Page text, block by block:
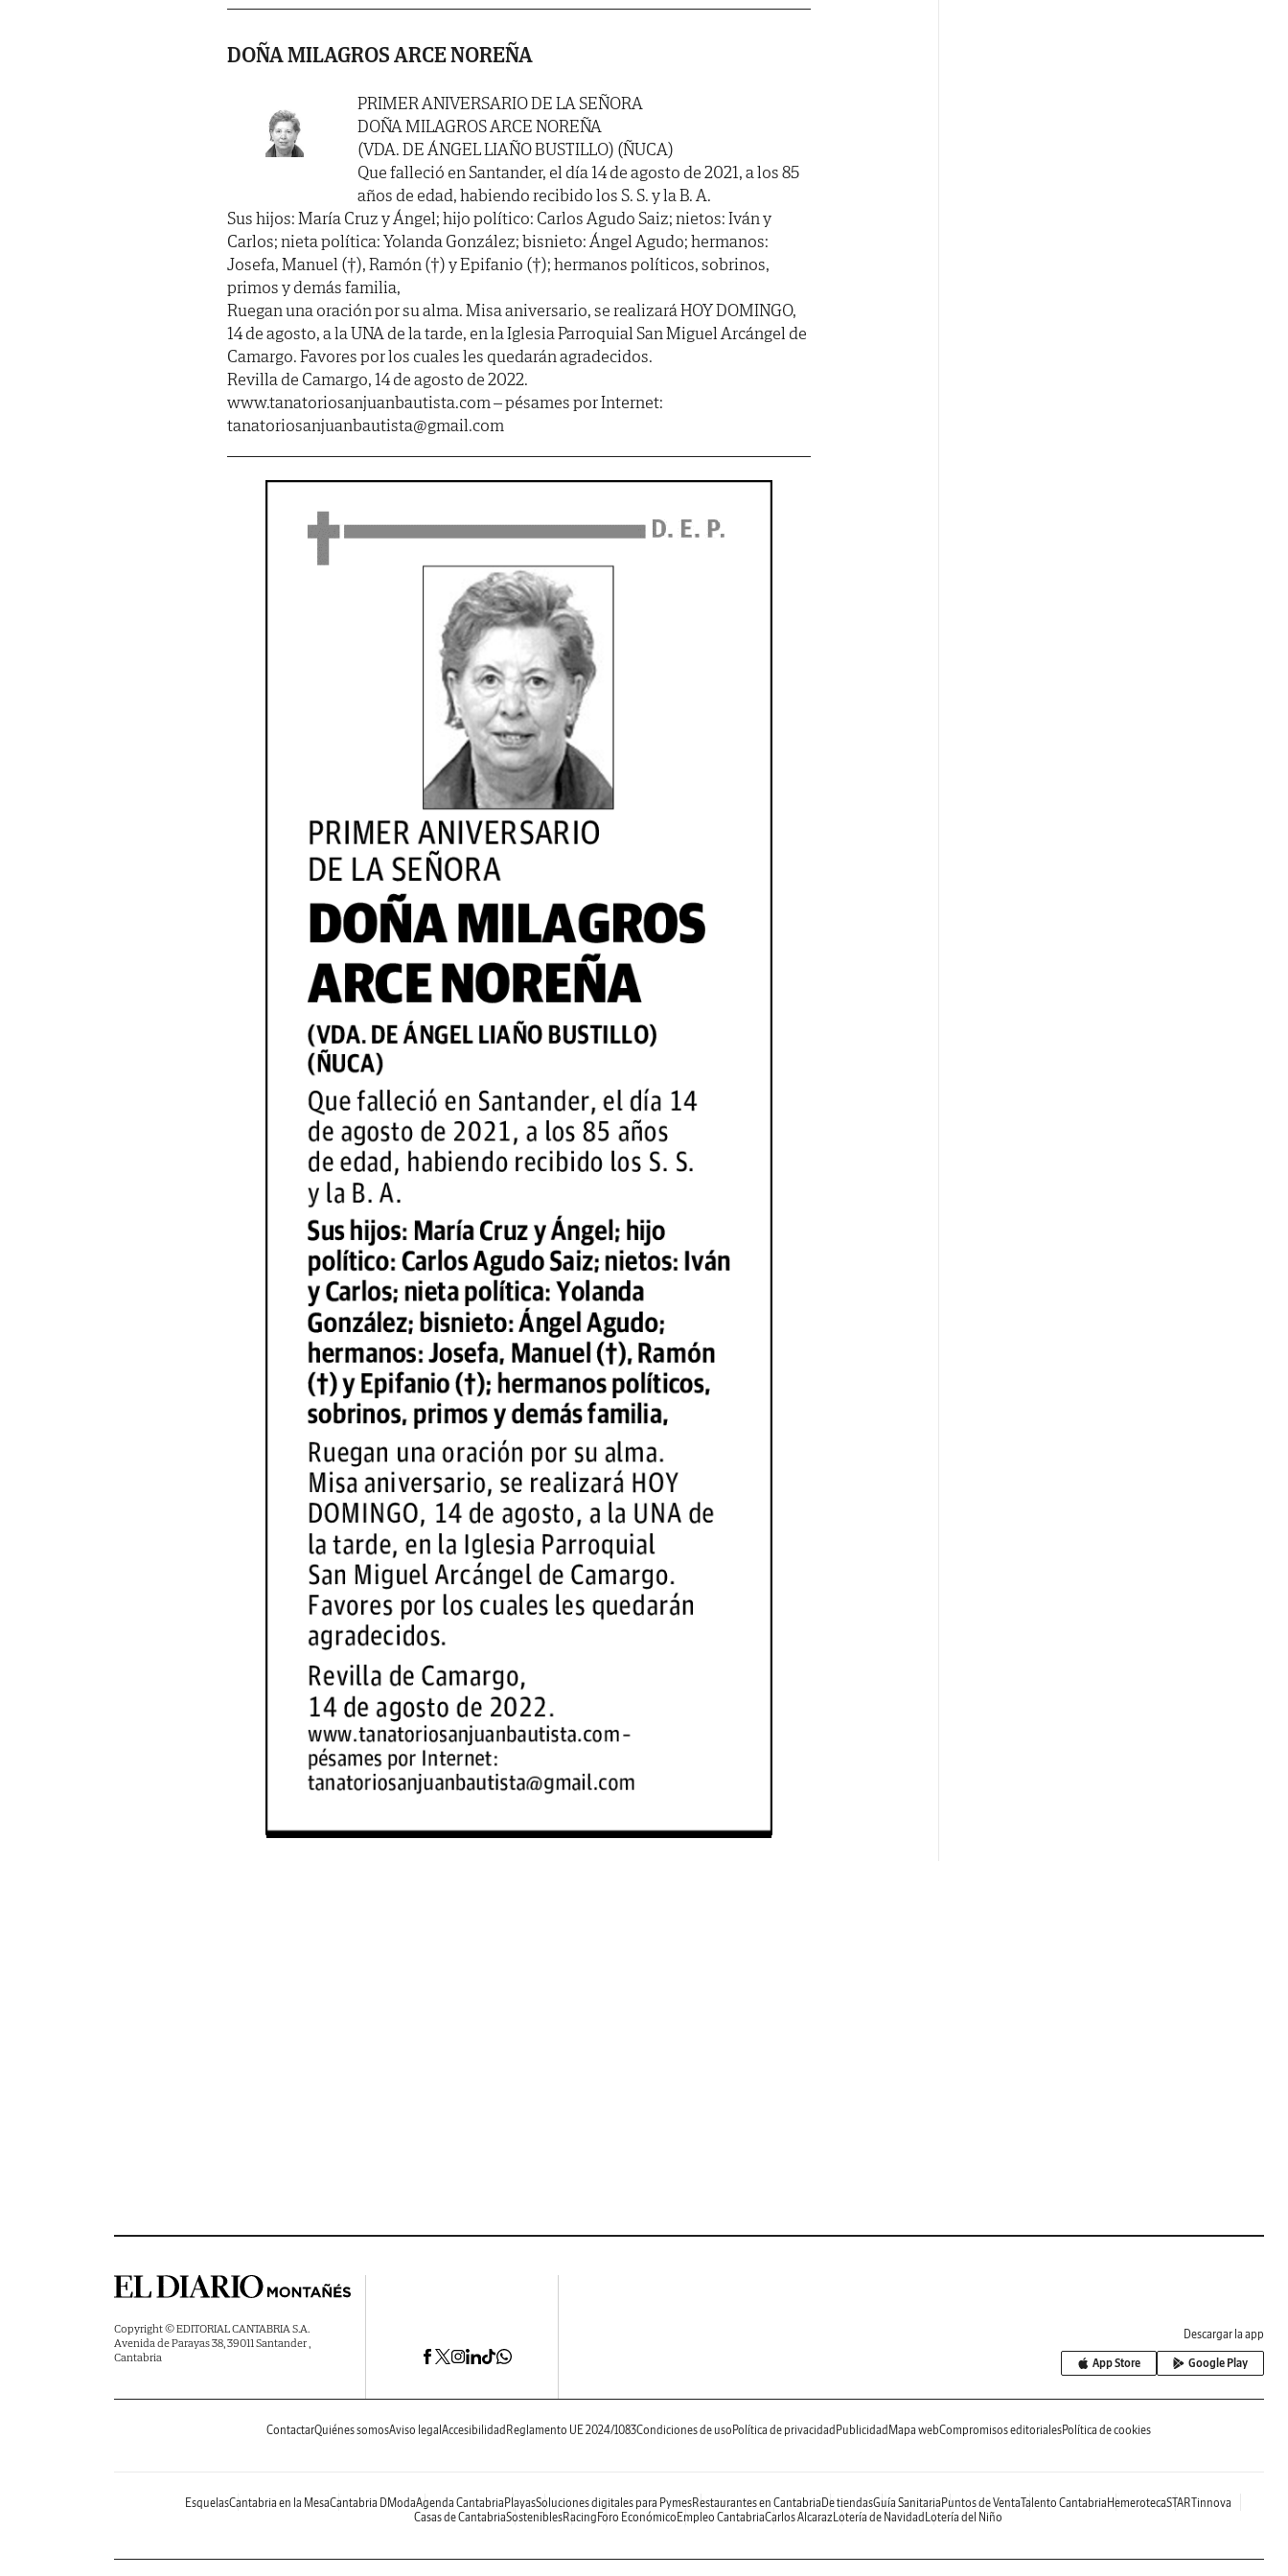
DOÑA MILAGROS ARCE NOREÑA
PRIMER ANIVERSARIO DE LA SEÑORA
DOÑA MILAGROS ARCE NOREÑA
(VDA. DE ÁNGEL LIAÑO BUSTILLO) (ÑUCA)
Que falleció en Santander, el día 14 de agosto de 2021, a los 85
años de edad, habiendo recibido los S. S. y la B. A.
Sus hijos: María Cruz y Ángel; hijo político: Carlos Agudo Saiz; nietos: Iván y
Carlos; nieta política: Yolanda González; bisnieto: Ángel Agudo; hermanos:
Josefa, Manuel (†), Ramón (†) y Epifanio (†); hermanos políticos, sobrinos,
primos y demás familia,
Ruegan una oración por su alma. Misa aniversario, se realizará HOY DOMINGO,
14 de agosto, a la UNA de la tarde, en la Iglesia Parroquial San Miguel Arcángel de
Camargo. Favores por los cuales les quedarán agradecidos.
Revilla de Camargo, 14 de agosto de 2022.
www.tanatoriosanjuanbautista.com – pésames por Internet:
tanatoriosanjuanbautista@gmail.com
Copyright © EDITORIAL CANTABRIA S.A.
Avenida de Parayas 38, 39011 Santander ,
Cantabria
Descargar la app
App Store Google Play
ContactarQuiénes somosAviso legal Accesibilidad Reglamento UE 2024/1083Condiciones de uso Política de privacidad Publicidad Mapa webCompromisos editorialesPolítica de cookies
EsquelasCantabria en la MesaCantabria DModaAgenda Cantabria PlayasSoluciones digitales para PymesRestaurantes en Cantabria De tiendasGuía Sanitaria Puntos de VentaTalento Cantabria HemerotecaSTARTinnova
Casas de CantabriaSosteniblesRacing Foro Económico Empleo CantabriaCarlos Alcaraz Lotería de Navidad Lotería del Niño